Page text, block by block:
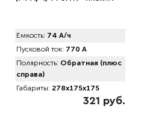
Емкость: 74 А/ч
Пусковой ток: 770 А
Полярность: Обратная (плюс
справа)
Габариты: 278x175x175
321 руб.